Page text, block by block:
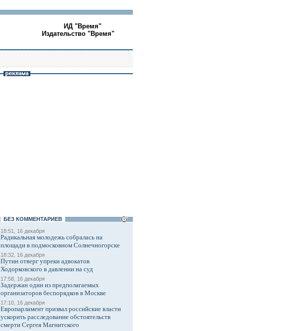
ИД "Время"
Издательство "Время"
БЕЗ КОМMЕНТАРИЕВ
18:51, 16 декабря
Радикальная молодежь собралась на
площади в подмосковном Солнечногорске
18:32, 16 декабря
Путин отверг упреки адвокатов
Ходорковского в давлении на суд
17:58, 16 декабря
Задержан один из предполагаемых
организаторов беспорядков в Москве
17:10, 16 декабря
Европарламент призвал российские власти
ускорить расследование обстоятельств
смерти Сергея Магнитского